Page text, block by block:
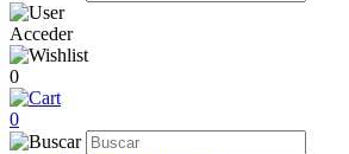
Acceder
0
0